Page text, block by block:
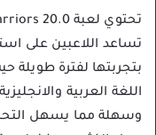
تساعد اللاعبين على
بتجربتها لفترة طويلة
اللغة العربية
وسهلة مما يسهل